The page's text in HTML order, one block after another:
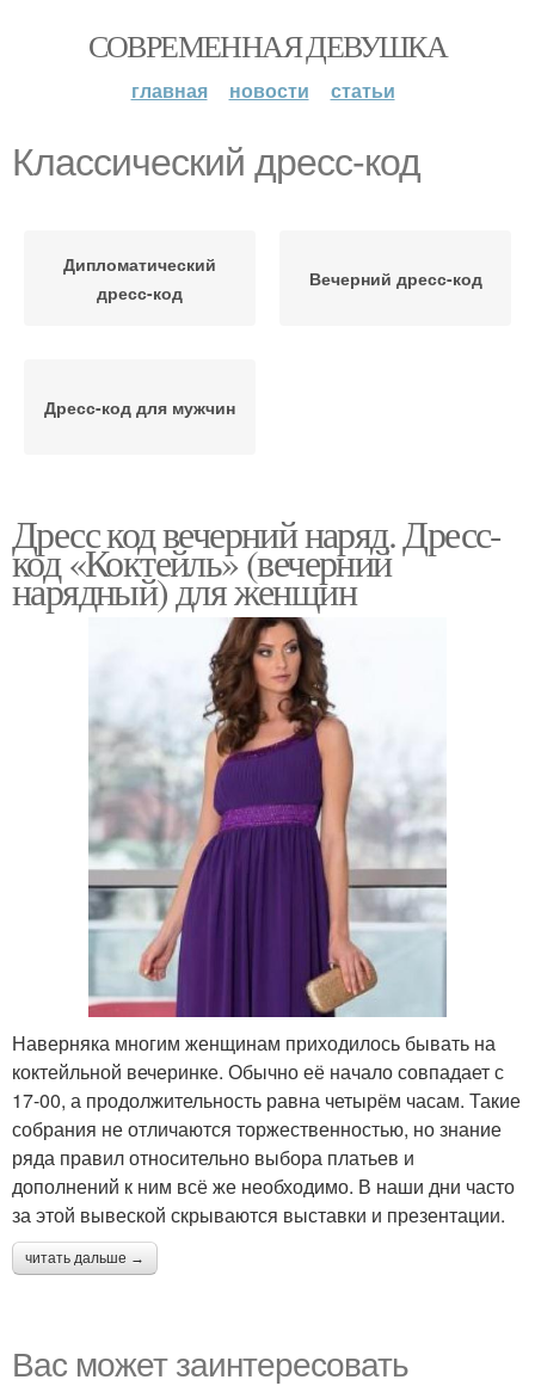
СОВРЕМЕННАЯ ДЕВУШКА
главная новости статьи
Классический дресс-код
Дипломатический
дресс-код
Вечерний дресс-код
Дресс-код для мужчин
Дресс код вечерний наряд. Дресс-
код «Коктейль» (вечерний
нарядный) для женщин
Наверняка многим женщинам приходилось бывать на
коктейльной вечеринке. Обычно её начало совпадает с
17-00, а продолжительность равна четырём часам. Такие
собрания не отличаются торжественностью, но знание
ряда правил относительно выбора платьев и
дополнений к ним всё же необходимо. В наши дни часто
за этой вывеской скрываются выставки и презентации.
читать дальше →
Вас может заинтересовать